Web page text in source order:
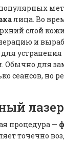
лица. Во
слой
и
для
Обычно для
сеансов, но
лазер
процедура —
точечно